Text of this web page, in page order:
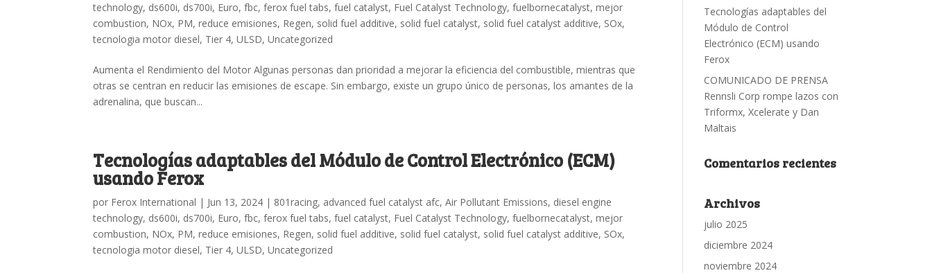
technology, ds600i, ds700i, Euro,fbc,ferox fuel tabs,fuel catalyst, Fuel Catalyst Technology,fuelbornecatalyst,mejor
combustion, NOx, PM,reduce emisiones, Regen, solid fuel additive, solid fuel catalyst, solid fuel catalyst additive, SOx,
tecnologia motor diesel, Tier 4,ULSD,Uncategorized
Aumenta el Rendimiento del Motor Algunas personas dan prioridad a mejorar la eficiencia del combustible, mientras que
otras se centran en reducir las emisiones de escape. Sin embargo, existe un grupo único de personas, los amantes de la
adrenalina, que buscan...
Tecnologías adaptables del Módulo de Control Electrónico (ECM)
usando Ferox
por Ferox International | Jun 13, 2024 | 801racing, advanced fuel catalyst afc,Air Pollutant Emissions, diesel engine
technology, ds600i, ds700i, Euro,fbc,ferox fuel tabs,fuel catalyst, Fuel Catalyst Technology,fuelbornecatalyst,mejor
combustion, NOx, PM,reduce emisiones, Regen, solid fuel additive, solid fuel catalyst, solid fuel catalyst additive, SOx,
tecnologia motor diesel, Tier 4,ULSD,Uncategorized
Tecnologías adaptables del
Módulo de Control
Electrónico (ECM) usando
Ferox
COMUNICADO DE PRENSA
Rennsli Corp rompe lazos con
Triformx, Xcelerate y Dan
Maltais
Comentarios recientes
Archivos
julio 2025
diciembre 2024
noviembre 2024